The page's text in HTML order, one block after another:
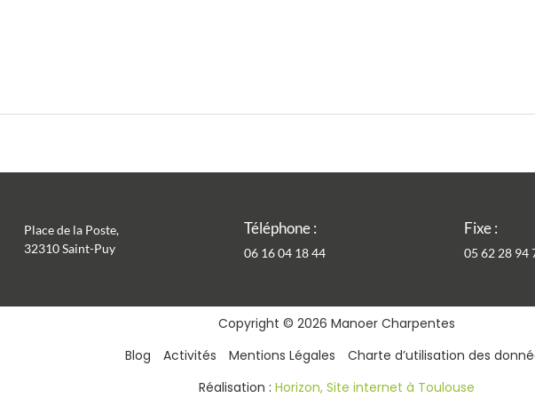
Entrée principale d’une crèche en ossature bois à Vic-Fezensac avec
Place de la Poste,
32310 Saint-Puy
Téléphone :
06 16 04 18 44
Fixe :
05 62 28 94
Copyright © 2026 Manoer Charpentes
Blog
Activités Mentions Légales
Charte d’utilisation des
Réalisation : Horizon, Site internet à Toulouse